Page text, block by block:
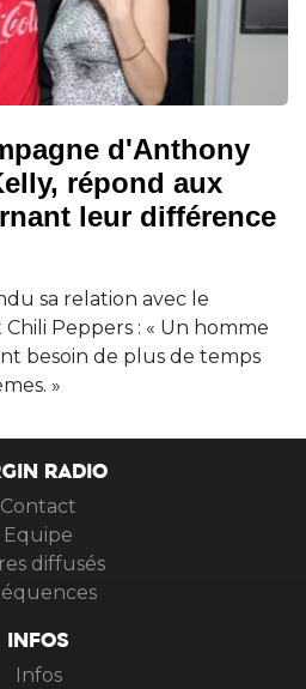
d'Anthony
répond aux
leur différence
sa relation avec le
Peppers : « Un homme
besoin de plus de temps
»
RADIO
Contact
Equipe
diffusés
INFOS
Infos